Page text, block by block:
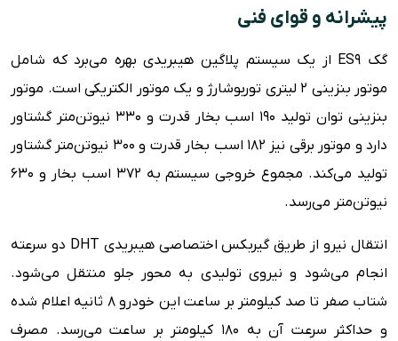
پیشرانه و قوای فنی
گک ES9 از یک سیستم پلاگین هیبریدی بهره می‌برد که شامل
موتور بنزینی ۲ لیتری توربوشارژ و یک موتور الکتریکی است. موتور
بنزینی توان تولید ۱۹۰ اسب بخار قدرت و ۳۳۰ نیوتن‌متر گشتاور
دارد و موتور برقی نیز ۱۸۲ اسب بخار قدرت و ۳۰۰ نیوتن‌متر گشتاور
تولید می‌کند. مجموع خروجی سیستم به ۳۷۲ اسب بخار و ۶۳۰
نیوتن‌متر می‌رسد.
انتقال نیرو از طریق گیربکس اختصاصی هیبریدی DHT دو سرعته
انجام می‌شود و نیروی تولیدی به محور جلو منتقل می‌شود.
شتاب صفر تا صد کیلومتر بر ساعت این خودرو ۸ ثانیه اعلام شده
و حداکثر سرعت آن به ۱۸۰ کیلومتر بر ساعت می‌رسد. مصرف